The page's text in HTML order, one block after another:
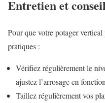
Entretien et
Pour que votre potager
pratiques :
Vérifiez régulièrement le
ajustez l’arrosage en
Taillez régulièrement vos